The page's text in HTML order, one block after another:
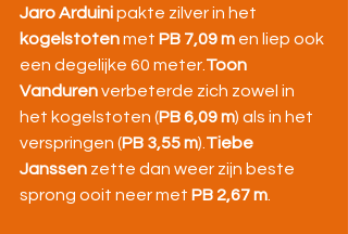
Jaro Arduini pakte zilver in het
kogelstoten met PB 7,09 m en liep ook
een degelijke 60 meter. Toon
Vanduren verbeterde zich zowel in
het kogelstoten (PB 6,09 m) als in het
verspringen (PB 3,55 m). Tiebe
Janssen zette dan weer zijn beste
sprong ooit neer met PB 2,67 m